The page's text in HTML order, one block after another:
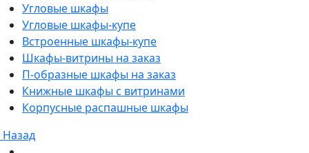
Угловые шкафы
Угловые шкафы-купе
Встроенные шкафы-купе
Шкафы-витрины на заказ
П-образные шкафы на заказ
Книжные шкафы с витринами
Корпусные распашные шкафы
Назад